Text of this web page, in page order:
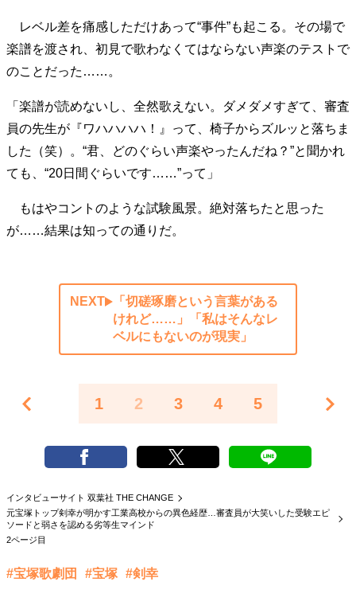
レベル差を痛感しただけあって“事件”も起こる。その場で
楽譜を渡され、初見で歌わなくてはならない声楽のテストで
のことだった……。
「楽譜が読めないし、全然歌えない。ダメダメすぎて、審査
員の先生が『ワハハハハ！』って、椅子からズルッと落ちま
した（笑）。“君、どのぐらい声楽やったんだね？”と聞かれ
ても、“20日間ぐらいです……”って」
もはやコントのような試験風景。絶対落ちたと思った
が……結果は知っての通りだ。
NEXT
「切磋琢磨という言葉がある
けれど……」「私はそんなレ
ベルにもないのが現実」
1 2 3 4 5
インタビューサイト 双葉社 THE CHANGE
元宝塚トップ剣幸が明かす工業高校からの異色経歴…審査員が大笑いした受験エピ
ソードと弱さを認める劣等生マインド
2ページ目
#宝塚歌劇団 #宝塚 #剣幸